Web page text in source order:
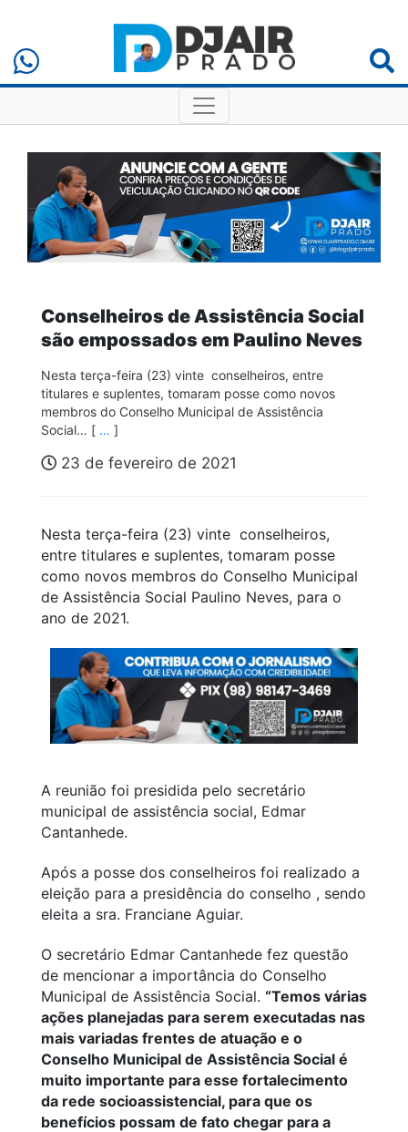
Conselheiros de Assistência Social
são empossados em Paulino Neves
Nesta terça-feira (23) vinte conselheiros, entre
titulares e suplentes, tomaram posse como novos
membros do Conselho Municipal de Assistência
Social… [ … ]
23 de fevereiro de 2021
Nesta terça-feira (23) vinte conselheiros,
entre titulares e suplentes, tomaram posse
como novos membros do Conselho Municipal
de Assistência Social Paulino Neves, para o
ano de 2021.
A reunião foi presidida pelo secretário
municipal de assistência social, Edmar
Cantanhede.
Após a posse dos conselheiros foi realizado a
eleição para a presidência do conselho , sendo
eleita a sra. Franciane Aguiar.
O secretário Edmar Cantanhede fez questão
de mencionar a importância do Conselho
Municipal de Assistência Social. “Temos várias
ações planejadas para serem executadas nas
mais variadas frentes de atuação e o
Conselho Municipal de Assistência Social é
muito importante para esse fortalecimento
da rede socioassistencial, para que os
benefícios possam de fato chegar para a